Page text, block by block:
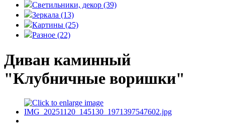
Светильники, декор (39)
Зеркала (13)
Картины (25)
Разное (22)
Диван каминный
"Клубничные воришки"